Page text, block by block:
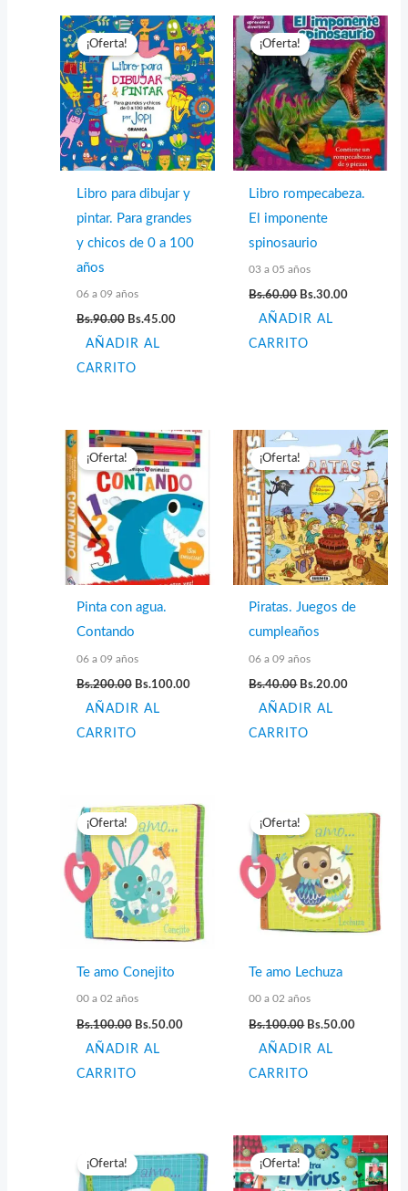
¡Oferta!
Libro para dibujar y
pintar. Para grandes
y chicos de 0 a 100
años
06 a 09 años
Bs.90.00 El
original
era:
Bs.90.00.
Bs.45.00El
AÑADIR AL
CARRITO
¡Oferta!
Libro rompecabeza.
El imponente
spinosaurio
03 a 05 años
Bs.60.00 El
original
era:
Bs.60.00.
Bs.30.00
AÑADIR AL
CARRITO
¡Oferta!
Pinta con agua.
Contando
06 a 09 años
Bs.200.00 El
original
era:
Bs.200.00.
Bs.100.00El
AÑADIR AL
CARRITO
¡Oferta!
Piratas. Juegos de
cumpleaños
06 a 09 años
Bs.40.00 El
original
era:
Bs.40.00.
Bs.20.00
AÑADIR AL
CARRITO
¡Oferta!
Te amo Conejito
00 a 02 años
Bs.100.00 El
original
Bs.100.00.
Bs.50.00El
AÑADIR AL
CARRITO
¡Oferta!
Te amo Lechuza
00 a 02 años
Bs.100.00 El
original
Bs.100.00.
Bs.50.00
AÑADIR AL
CARRITO
¡Oferta! ¡Oferta!